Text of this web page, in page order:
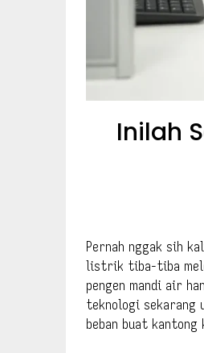
Inilah
Pernah nggak sih
listrik tiba-tiba
pengen mandi air
teknologi sekarang
beban buat kantong